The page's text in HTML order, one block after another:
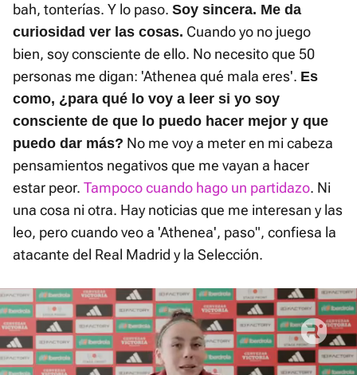
bah, tonterías. Y lo paso. Soy sincera. Me da
curiosidad ver las cosas. Cuando yo no juego
bien, soy consciente de ello. No necesito que 50
personas me digan: 'Athenea qué mala eres'. Es
como, ¿para qué lo voy a leer si yo soy
consciente de que lo puedo hacer mejor y que
puedo dar más? No me voy a meter en mi cabeza
pensamientos negativos que me vayan a hacer
estar peor. Tampoco cuando hago un partidazo. Ni
una cosa ni otra. Hay noticias que me interesan y las
leo, pero cuando veo a 'Athenea', paso", confiesa la
atacante del Real Madrid y la Selección.